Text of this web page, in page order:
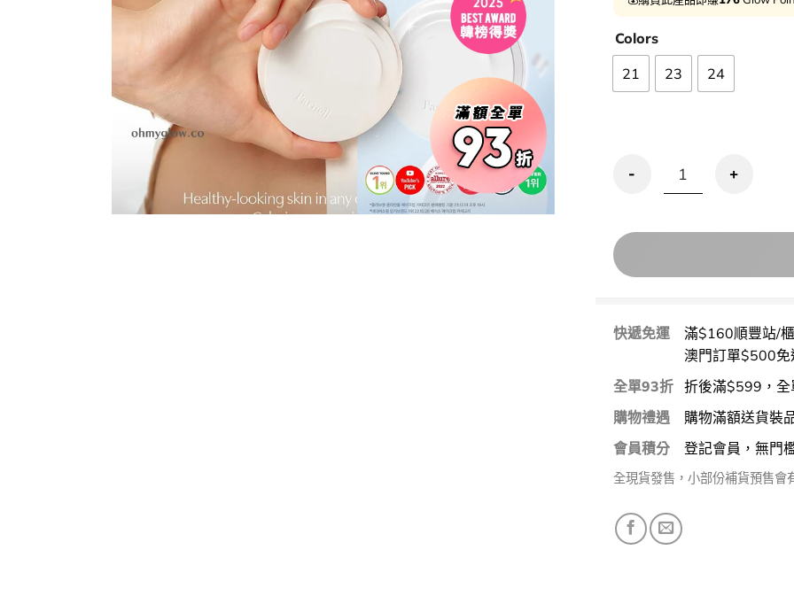
Colors
21 23 24
Olive Young銷量🏆
快遞免運
滿$160順豐站/
澳門訂單$500免
全單93折 折後滿$599，全
購物禮遇
購物滿額送貨裝
會員積分
登記會員，無門
全現貨發售，小部份補貨預售會